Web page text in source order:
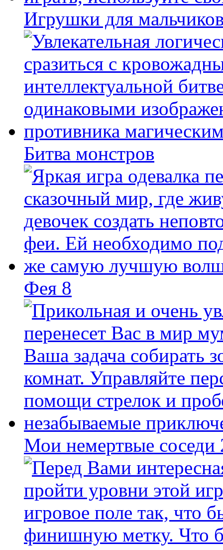
Игрушки для
Битва монстров
Фея 8
Мои немертвые